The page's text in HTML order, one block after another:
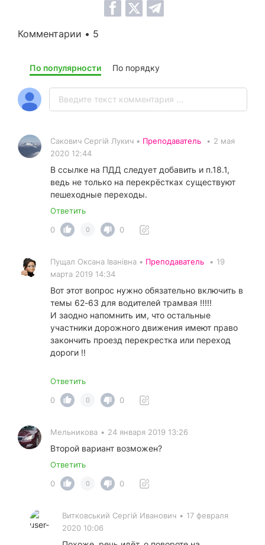
Комментарии • 5
По популярности По порядку
Сакович Сергій Лукич • Преподаватель • 2 мая
2020 12:44
В ссылке на ПДД следует добавить и п.18.1,
ведь не только на перекрёстках существуют
пешеходные переходы.
Ответить
0
0 0
Пущал Оксана Іванівна • Преподаватель • 19
марта 2019 14:34
Вот этот вопрос нужно обязательно включить в
темы 62-63 для водителей трамвая !!!!!
И заодно напомнить им, что остальные
участники дорожного движения имеют право
закончить проезд перекрестка или переход
дороги !!
Ответить
0
0 0
Мельникова • 24 января 2019 13:26
Второй вариант возможен?
Ответить
0
0 0
Витковський Сергій Иванович • 17 февраля
2020 10:06